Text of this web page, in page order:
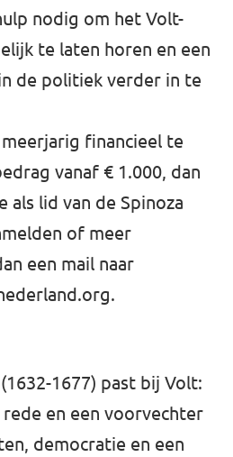
nodig om het Volt-
te laten horen en een
de politiek verder in te
financieel te
vanaf € 1.000, dan
als lid van de Spinoza
of meer
een mail naar
.
1677) past bij Volt:
rede en een voorvechter
democratie en een